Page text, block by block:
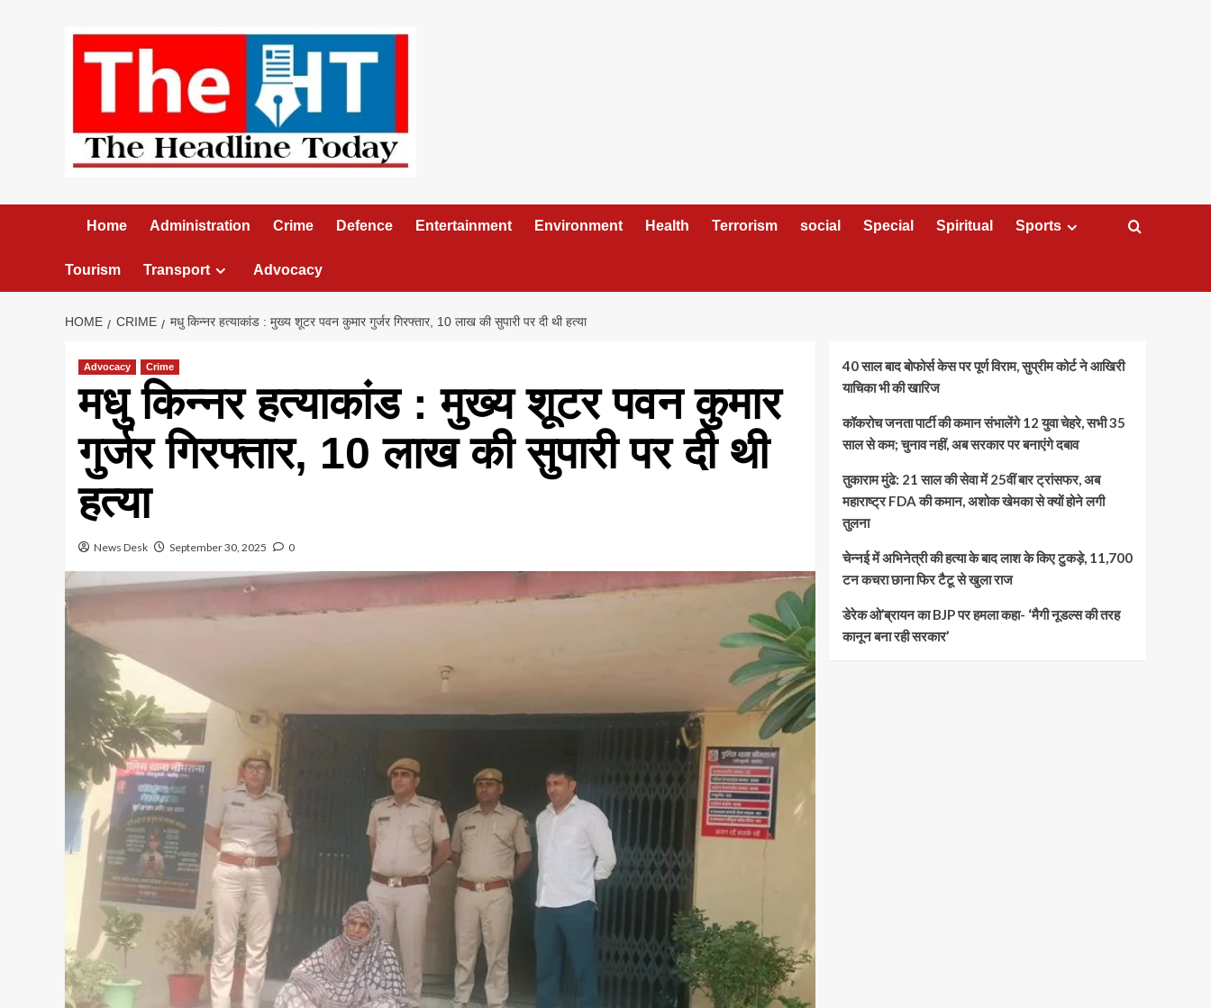
Home Administration Crime Defence Entertainment Environment Health Terrorism social Special Spiritual Sports
Tourism Transport Advocacy
HOME CRIME मधु किन्नर हत्याकांड : मुख्य शूटर पवन कुमार गुर्जर गिरफ्तार, 10 लाख की सुपारी पर दी थी हत्या
Advocacy Crime
मधु किन्नर हत्याकांड : मुख्य शूटर पवन कुमार
गुर्जर गिरफ्तार, 10 लाख की सुपारी पर दी थी
हत्या
News Desk September 30, 2025 0
40 साल बाद बोफोर्स केस पर पूर्ण विराम, सुप्रीम कोर्ट ने आखिरी
याचिका भी की खारिज
कॉकरोच जनता पार्टी की कमान संभालेंगे 12 युवा चेहरे, सभी 35
साल से कम; चुनाव नहीं, अब सरकार पर बनाएंगे दबाव
तुकाराम मुंढे: 21 साल की सेवा में 25वीं बार ट्रांसफर, अब
महाराष्ट्र FDA की कमान, अशोक खेमका से क्यों होने लगी
तुलना
चेन्नई में अभिनेत्री की हत्या के बाद लाश के किए टुकड़े, 11,700
टन कचरा छाना फिर टैटू से खुला राज
डेरेक ओ’ब्रायन का BJP पर हमला कहा- ‘मैगी नूडल्स की तरह
कानून बना रही सरकार’